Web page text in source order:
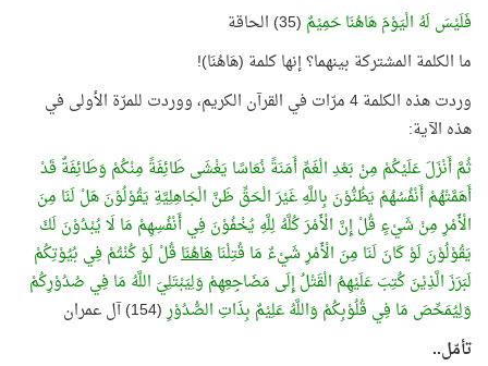
فَلَيْسَ لَهُ الْيَوْمَ هَاهُنَا حَمِيْمٌ (35) الحاقة
ما الكلمة المشتركة بينهما؟ إنها كلمة (هَاهُنَا)!
وردت هذه الكلمة 4 مرّات في القرآن الكريم، ووردت للمرّة الأولى في
هذه الآية:
ثُمَّ أَنْزَلَ عَلَيْكُمْ مِنْ بَعْدِ الْغَمِّ أَمَنَةً نُعَاسًا يَغْشَى طَائِفَةً مِنْكُمْ وَطَائِفَةٌ قَدْ
أَهَمَّتْهُمْ أَنْفُسُهُمْ يَظُنُّوْنَ بِاللَّهِ غَيْرَ الْحَقِّ ظَنَّ الْجَاهِلِيَّةِ يَقُوْلُوْنَ هَلْ لَنَا مِنَ
الْأَمْرِ مِنْ شَيْءٍ قُلْ إِنَّ الْأَمْرَ كُلَّهُ لِلَّهِ يُخْفُوْنَ فِي أَنْفُسِهِمْ مَا لَا يُبْدُوْنَ لَكَ
يَقُوْلُوْنَ لَوْ كَانَ لَنَا مِنَ الْأَمْرِ شَيْءٌ مَا قُتِلْنَاهَاهُنَاقُلْ لَوْ كُنْتُمْ فِي بُيُوْتِكُمْ
لَبَرَزَ الَّذِيْنَ كُتِبَ عَلَيْهِمُ الْقَتْلُ إِلَى مَضَاجِعِهِمْ وَلِيَبْتَلِيَ اللَّهُ مَا فِي صُدُوْرِكُمْ
وَلِيُمَحِّصَ مَا فِي قُلُوْبِكُمْ وَاللَّهُ عَلِيْمٌ بِذَاتِ الصُّدُوْرِ(154) آل عمران
تأمّل..